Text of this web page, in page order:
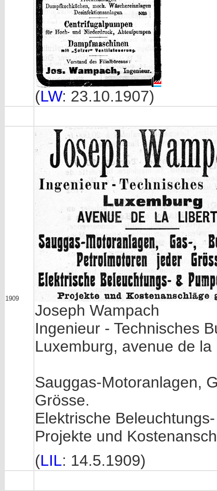
(LW: 23.10.1907)
1909
Joseph Wampach
Ingenieur - Technisches
Luxemburg, avenue de la
Sauggas-Motoranlagen,
Grösse.
Elektrische
Projekte und
(LIL: 14.5.1909)